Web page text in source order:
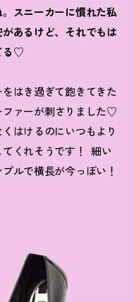
スニーカーに慣れた私
あるけど、それでもは
る♡
はき過ぎて飽きてきた
ファーが刺さりました♡
はけるのにいつもより
くれそうです！
細い
ルで横長が今っぽい！